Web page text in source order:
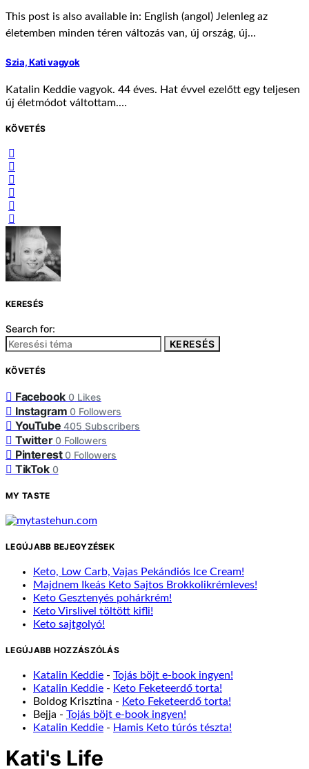
This post is also available in: English (angol) Jelenleg az
életemben minden téren változás van, új ország, új…
Szia, Kati vagyok
Katalin Keddie vagyok. 44 éves. Hat évvel ezelőtt egy teljesen
új életmódot váltottam.…
KÖVETÉS
KERESÉS
Search for:
KERESÉS
KÖVETÉS
Facebook 0 Likes
Instagram 0 Followers
YouTube 405 Subscribers
Twitter 0 Followers
Pinterest 0 Followers
TikTok 0
MY TASTE
LEGÚJABB BEJEGYZÉSEK
Keto, Low Carb, Vajas Pekándiós Ice Cream!
Majdnem Ikeás Keto Sajtos Brokkolikrémleves!
Keto Gesztenyés pohárkrém!
Keto Virslivel töltött kifli!
Keto sajtgolyó!
LEGÚJABB HOZZÁSZÓLÁS
Katalin Keddie - Tojás böjt e-book ingyen!
Katalin Keddie - Keto Feketeerdő torta!
Boldog Krisztina - Keto Feketeerdő torta!
Bejja - Tojás böjt e-book ingyen!
Katalin Keddie - Hamis Keto túrós tészta!
Kati's Life